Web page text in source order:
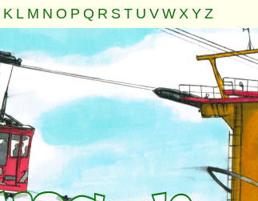
K L M N O P Q R S T U V W X Y Z
Gemeinschaft · Nahrung·Natur